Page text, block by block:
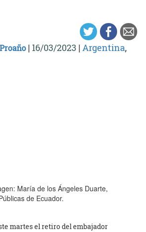
| 16/03/2023 | Argentina,
María de los Ángeles Duarte,
de Ecuador.
martes el retiro del embajador